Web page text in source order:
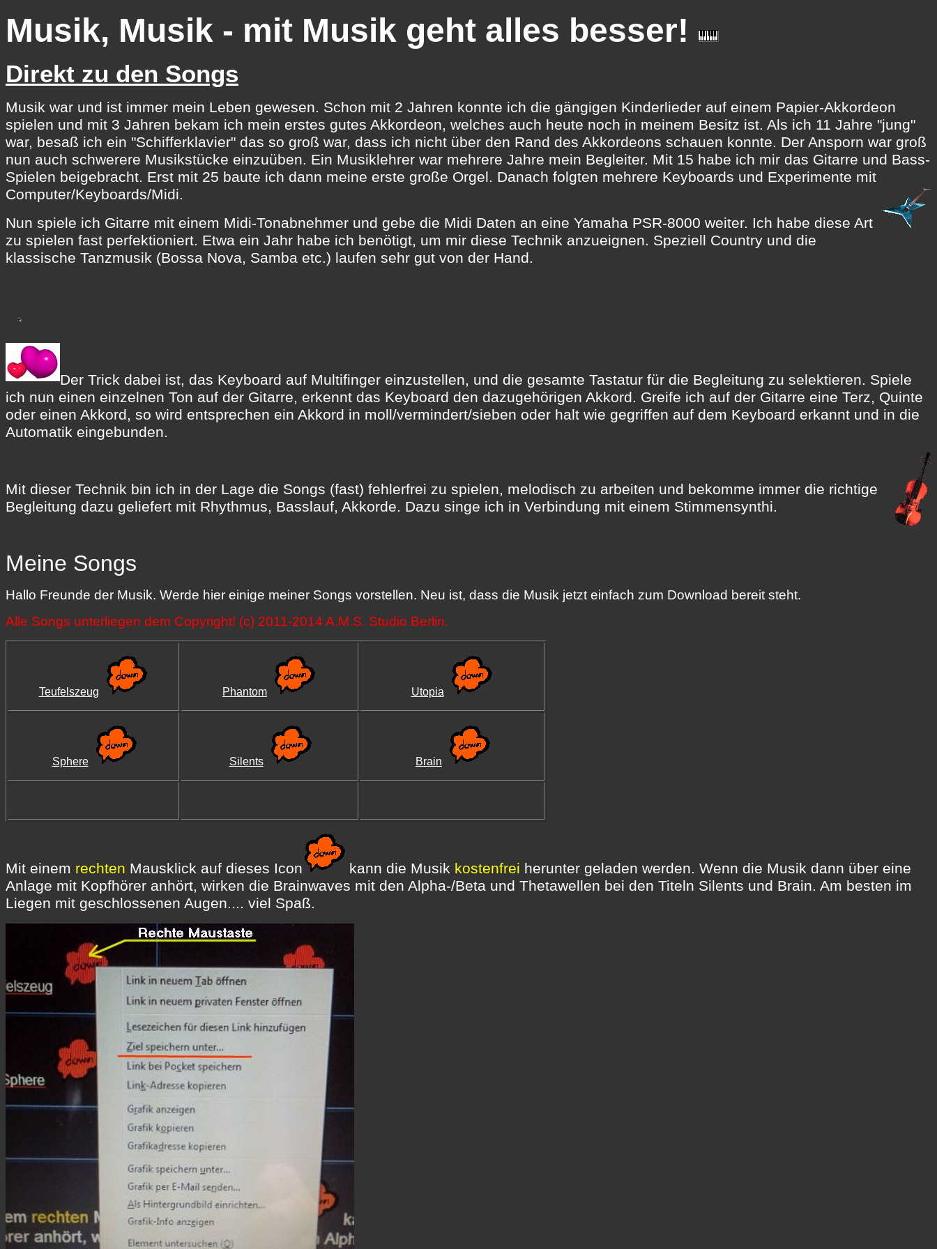
Musik, Musik - mit Musik geht alles besser!
Direkt zu den Songs
Musik war und ist immer mein Leben gewesen. Schon mit 2 Jahren konnte ich die gängigen Kinderlieder auf einem Papier-Akkordeon
spielen und mit 3 Jahren bekam ich mein erstes gutes Akkordeon, welches auch heute noch in meinem Besitz ist. Als ich 11 Jahre "jung"
war, besaß ich ein "Schifferklavier" das so groß war, dass ich nicht über den Rand des Akkordeons schauen konnte. Der Ansporn war groß
nun auch schwerere Musikstücke einzuüben. Ein Musiklehrer war mehrere Jahre mein Begleiter. Mit 15 habe ich mir das Gitarre und Bass-
Spielen beigebracht. Erst mit 25 baute ich dann meine erste große Orgel. Danach folgten mehrere Keyboards und Experimente mit
Computer/Keyboards/Midi.
Nun spiele ich Gitarre mit einem Midi-Tonabnehmer und gebe die Midi Daten an eine Yamaha PSR-8000 weiter. Ich habe diese Art
zu spielen fast perfektioniert. Etwa ein Jahr habe ich benötigt, um mir diese Technik anzueignen. Speziell Country und die
klassische Tanzmusik (Bossa Nova, Samba etc.) laufen sehr gut von der Hand.
Der Trick dabei ist, das Keyboard auf Multifinger einzustellen, und die gesamte Tastatur für die Begleitung zu selektieren. Spiele
ich nun einen einzelnen Ton auf der Gitarre, erkennt das Keyboard den dazugehörigen Akkord. Greife ich auf der Gitarre eine Terz, Quinte
oder einen Akkord, so wird entsprechen ein Akkord in moll/vermindert/sieben oder halt wie gegriffen auf dem Keyboard erkannt und in die
Automatik eingebunden.
Mit dieser Technik bin ich in der Lage die Songs (fast) fehlerfrei zu spielen, melodisch zu arbeiten und bekomme immer die richtige
Begleitung dazu geliefert mit Rhythmus, Basslauf, Akkorde. Dazu singe ich in Verbindung mit einem Stimmensynthi.
Meine Songs
Hallo Freunde der Musik. Werde hier einige meiner Songs vorstellen. Neu ist, dass die Musik jetzt einfach zum Download bereit steht.
Alle Songs unterliegen dem Copyright! (c) 2011-2014 A.M.S. Studio Berlin.
Teufelszeug Phantom Utopia
Sphere Silents Brain
Mit einem rechten Mausklick auf dieses Icon kann die Musik kostenfrei herunter geladen werden. Wenn die Musik dann über eine
Anlage mit Kopfhörer anhört, wirken die Brainwaves mit den Alpha-/Beta und Thetawellen bei den Titeln Silents und Brain. Am besten im
Liegen mit geschlossenen Augen.... viel Spaß.